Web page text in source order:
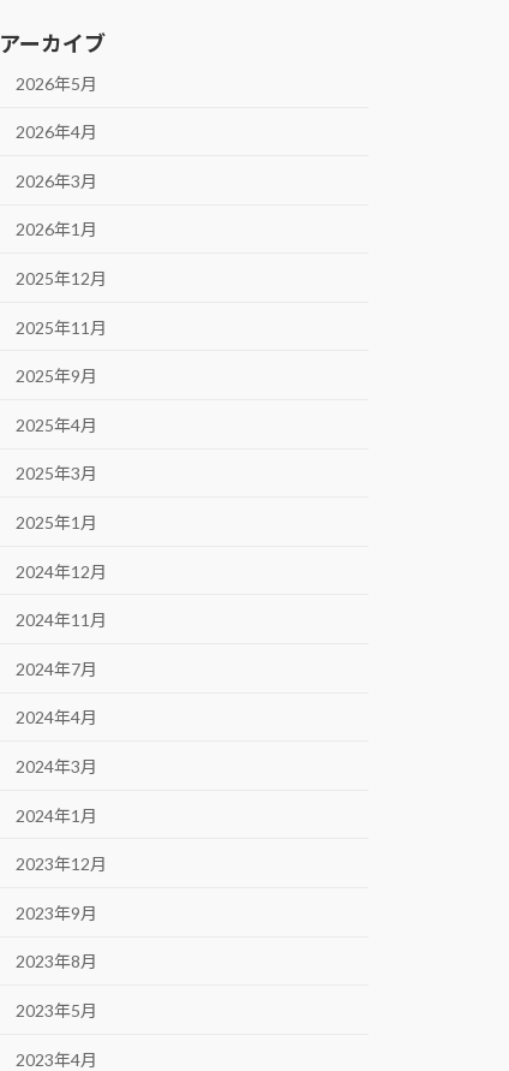
アーカイブ
2026年5月
2026年4月
2026年3月
2026年1月
2025年12月
2025年11月
2025年9月
2025年4月
2025年3月
2025年1月
2024年12月
2024年11月
2024年7月
2024年4月
2024年3月
2024年1月
2023年12月
2023年9月
2023年8月
2023年5月
2023年4月